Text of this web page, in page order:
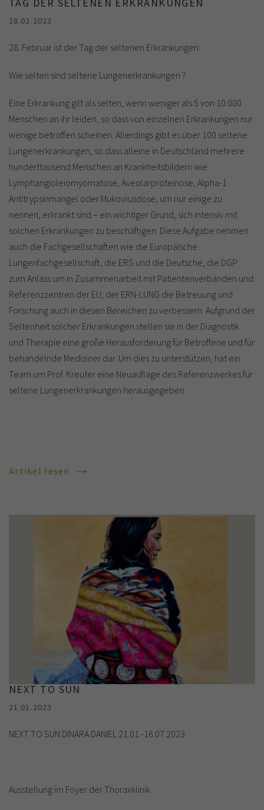
28.02.2023
28. Februar ist der Tag der seltenen Erkrankungen:
Wie selten sind seltene Lungenerkrankungen ?
Eine Erkrankung gilt als selten, wenn weniger als 5 von 10.000
Menschen an ihr leiden, so dass von einzelnen Erkrankungen nur
wenige betroffen scheinen. Allerdings gibt es über 100 seltene
Lungenerkrankungen, so dass alleine in Deutschland mehrere
hunderttausend Menschen an Krankheitsbildern wie
Lymphangioleiomyomatose, Aveolarproteinose, Alpha-1
Antitrypsinmangel oder Mukoviszidose, um nur einige zu
nennen, erkrankt sind – ein wichtiger Grund, sich intensiv mit
solchen Erkrankungen zu beschäftigen. Diese Aufgabe nehmen
auch die Fachgesellschaften wie die Europäische
Lungenfachgesellschaft, die ERS und die Deutsche, die DGP
zum Anlass um in Zusammenarbeit mit Patientenverbänden und
Referenzzentren der EU, der ERN-LUNG die Betreuung und
Forschung auch in diesen Bereichen zu verbessern. Aufgrund der
Seltenheit solcher Erkrankungen stellen sie in der Diagnostik
und Therapie eine große Herausforderung für Betroffene und für
behandelnde Mediziner dar. Um dies zu unterstützen, hat ein
Team um Prof. Kreuter eine Neuauflage des Referenzwerkes für
seltene Lungenerkrankungen herausgegeben.
Artikel lesen
NEXT TO SUN
21.01.2023
NEXT TO SUN DINARA DANIEL 21.01.-16.07.2023
Ausstellung im Foyer der Thoraxklinik